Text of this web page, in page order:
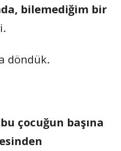
bilemediğim bir
döndük.
çocuğun başına